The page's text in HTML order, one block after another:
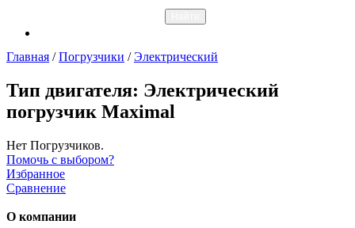
Главная /Погрузчики /Электрический
Тип двигателя: Электрический
погрузчик Maximal
Нет Погрузчиков.
Помочь с выбором?
Избранное
Сравнение
О компании